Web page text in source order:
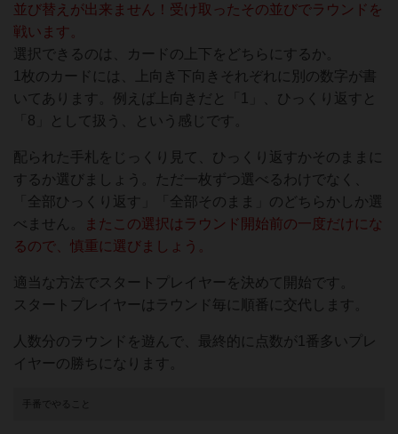
並び替えが出来ません！受け取ったその並びでラウンドを
戦います。
選択できるのは、カードの上下をどちらにするか。
1枚のカードには、上向き下向きそれぞれに別の数字が書
いてあります。例えば上向きだと「1」、ひっくり返すと
「8」として扱う、という感じです。
配られた手札をじっくり見て、ひっくり返すかそのままに
するか選びましょう。ただ一枚ずつ選べるわけでなく、
「全部ひっくり返す」「全部そのまま」のどちらかしか選
べません。
またこの選択はラウンド開始前の一度だけにな
るので、慎重に選びましょう。
適当な方法でスタートプレイヤーを決めて開始です。
スタートプレイヤーはラウンド毎に順番に交代します。
人数分のラウンドを遊んで、最終的に点数が1番多いプレ
イヤーの勝ちになります。
手番でやること